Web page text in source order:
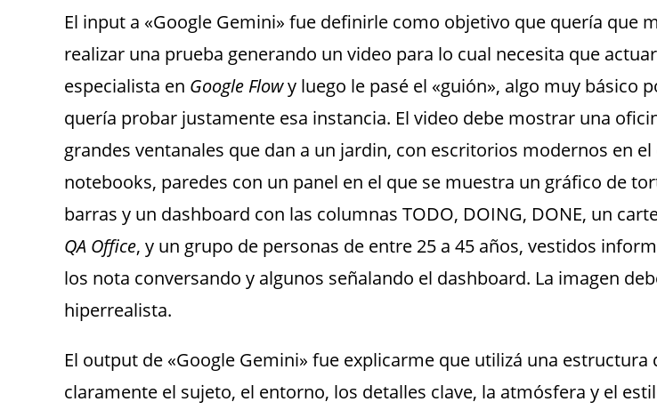
El input a «Google Gemini» fue definirle como objetivo que quería que
realizar una prueba generando un video para lo cual necesita que
especialista en Google Flowy luego le pasé el «guión», algo muy básico
quería probar justamente esa instancia. El video debe mostrar una
grandes ventanales que dan a un jardin, con escritorios modernos en el
notebooks, paredes con un panel en el que se muestra un gráfico de
barras y un dashboard con las columnas TODO, DOING, DONE, un
QA Office, y un grupo de personas de entre 25 a 45 años, vestidos
los nota conversando y algunos señalando el dashboard. La imagen
hiperrealista.
El output de «Google Gemini» fue explicarme que utilizá una estructura
claramente el sujeto, el entorno, los detalles clave, la atmósfera y el